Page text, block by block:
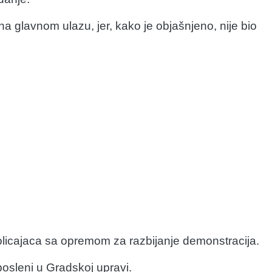
glavnom ulazu, jer, kako je objašnjeno, nije bio
sa opremom za razbijanje demonstracija.
u Gradskoj upravi.